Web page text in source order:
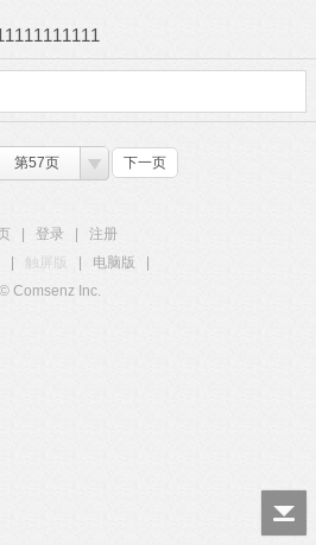
第57页 下一页
登录
注册
触屏版 电脑版
© Comsenz Inc.